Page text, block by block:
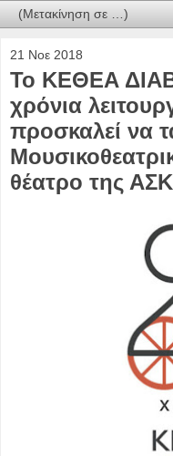
21 Νοε 2018
Το ΚΕΘΕΑ
χρόνια
προσκαλεί να
θέατρο της